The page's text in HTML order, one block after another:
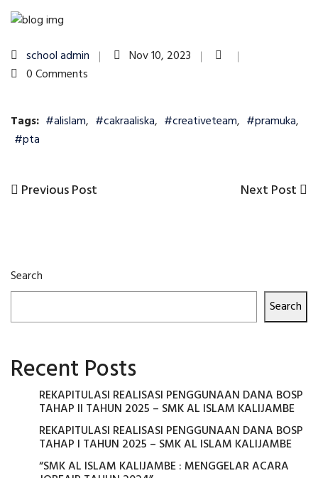
school admin
Nov 10, 2023
0 Comments
Tags: #alislam, #cakraaliska, #creativeteam, #pramuka,
#pta
Post
Previous
Previous Post
Next
Next Post
Search
Search
Recent Posts
REKAPITULASI REALISASI PENGGUNAAN DANA BOSP
TAHAP II TAHUN 2025 – SMK AL ISLAM KALIJAMBE
REKAPITULASI REALISASI PENGGUNAAN DANA BOSP
TAHAP I TAHUN 2025 – SMK AL ISLAM KALIJAMBE
“SMK AL ISLAM KALIJAMBE : MENGGELAR ACARA